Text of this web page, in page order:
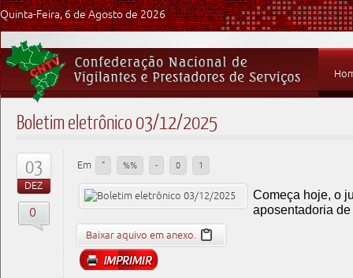
Quinta-Feira, 6 de Agosto de 2026
Boletim eletrônico 03/12/2025
03
DEZ
0
Em " %% - 0 1
Começa hoje, o
aposentadoria
Baixar aquivo em anexo.